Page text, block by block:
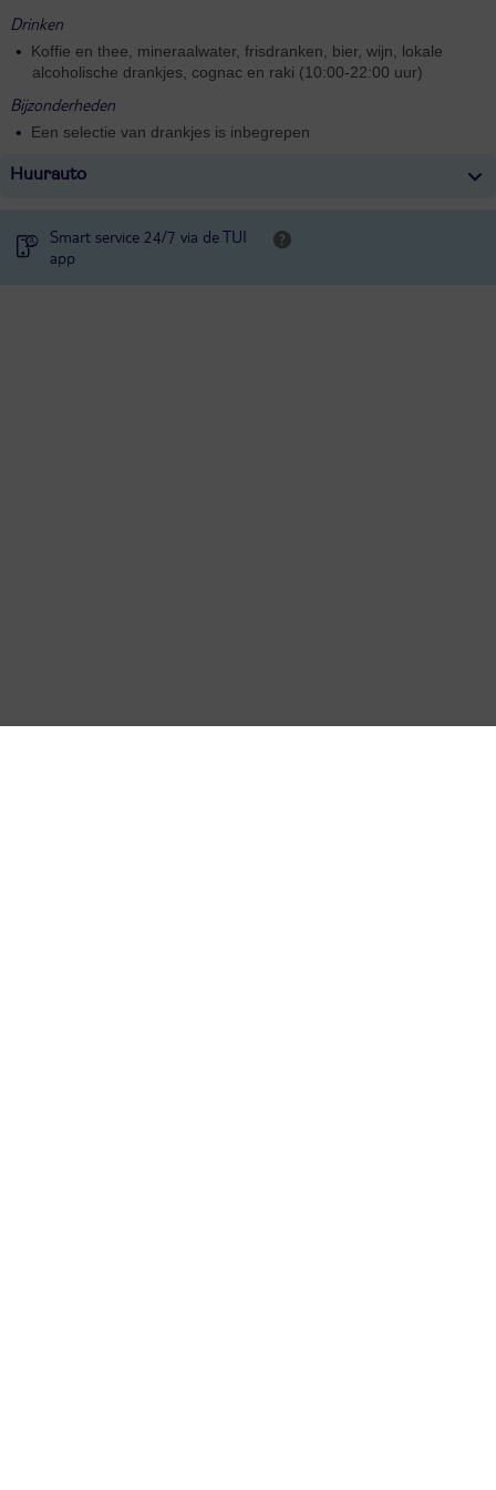
Drinken
Koffie en thee, mineraalwater, frisdranken, bier, wijn, lokale
alcoholische drankjes, cognac en raki (10:00-22:00 uur)
Bijzonderheden
Een selectie van drankjes is inbegrepen
Huurauto
Smart service 24/7 via de TUI
app